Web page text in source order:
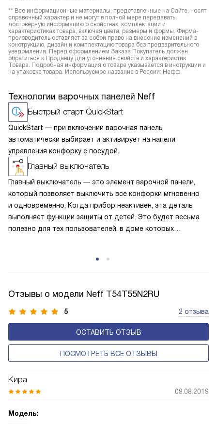
** Все информационные материалы, представленные на Сайте, носят
справочный характер и не могут в полной мере передавать
достоверную информацию о свойствах, комплектации и
характеристиках товара, включая цвета, размеры и формы. Фирма-
производитель оставляет за собой право на внесение изменений в
конструкцию, дизайн и комплектацию товара без предварительного
уведомления. Перед оформлением Заказа Покупатель должен
обратиться к Продавцу для уточнения свойств и характеристик
Товара. Подробная информация о товаре указывается в инструкции и
на упаковке товара. Используемое название в России: Нефф
Технологии варочных панелей Neff
Быстрый старт QuickStart
QuickStart — при включении варочная панель
автоматически выбирает и активирует на напели
управления конфорку с посудой.
Главный выключатель
Главный выключатель — это элемент варочной панели,
который позволяет выключить все конфорки мгновенно
и одновременно. Когда прибор неактивен, эта деталь
выполняет функции защиты от детей. Это будет весьма
полезно для тех пользователей, в доме которых
Отзывы о модели Neff T54T55N2RU
5 2 отзыва
ОСТАВИТЬ ОТЗЫВ
ПОСМОТРЕТЬ ВСЕ ОТЗЫВЫ
Кира
09.08.2019
Модель: